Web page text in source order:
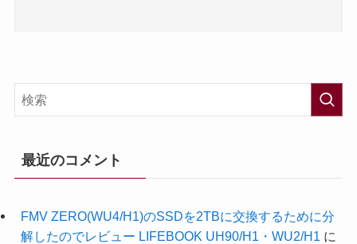
最近のコメント
FMV ZERO(WU4/H1)のSSDを2TBに交換するために分
解したのでレビュー LIFEBOOK UH90/H1・WU2/H1 に